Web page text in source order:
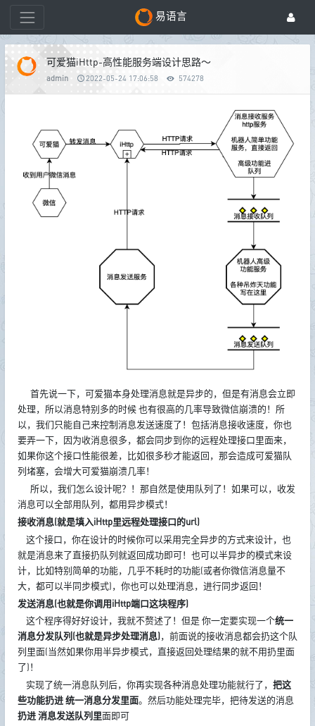
易语言
可爱猫iHttp-高性能服务端设计思路～
admin 2022-05-24 17:06:58 574278
首先说一下，可爱猫本身处理消息就是异步的，但是有消息会立即
处理，所以消息特别多的时候 也有很高的几率导致微信崩溃的！所
以，我们只能自己来控制消息发送速度了！包括消息接收速度，你也
要弄一下，因为收消息很多，都会同步到你的远程处理接口里面来，
如果你这个接口性能很差，比如很多秒才能返回，那会造成可爱猫队
列堵塞，会增大可爱猫崩溃几率！
所以，我们怎么设计呢？！那自然是使用队列了！如果可以，收发
消息可以全部用队列，都用异步模式！
接收消息(就是填入iHttp里远程处理接口的url)
这个接口，你在设计的时候你可以采用完全异步的方式来设计，也
就是消息来了直接扔队列就返回成功即可！也可以半异步的模式来设
计，比如特别简单的功能，几乎不耗时的功能(或者你微信消息量不
大，都可以半同步模式)，你也可以处理消息，进行同步返回！
发送消息(也就是你调用iHttp端口这块程序)
这个程序得好好设计，我就不赘述了！但是 你一定要实现一个统一
消息分发队列(也就是异步处理消息)，前面说的接收消息都会扔这个队
列里面(当然如果你用半异步模式，直接返回处理结果的就不用扔里面
了)！
实现了统一消息队列后，你再实现各种消息处理功能就行了， 把这
些功能扔进 统一消息分发里面。然后功能处理完毕，把待发送的消息
扔进 消息发送队列里面即可